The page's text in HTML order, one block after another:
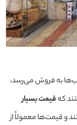
عرب‌ها به فروش می‌رسد،
کهقیمت بسیار
و قیمت‌ها معمولاً از